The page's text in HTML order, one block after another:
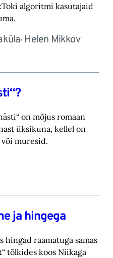
algoritmi kasutajaid
, Helen Mikkov
on mõjus romaan
üksikuna, ‎kellel on
muresid.‎
ja hingega
hingad raamatuga samas
tõlkides koos Niikaga